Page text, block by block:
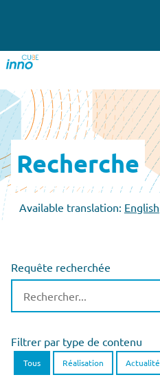
Recherche
Available translation: English
Requête recherchée
Filtrer par type de contenu
Tous Réalisation Actualité